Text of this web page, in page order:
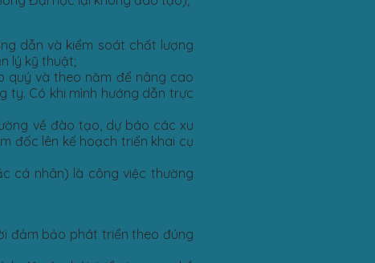
dẫn và kiểm soát chất lượng
lý kỹ thuật;
quý và theo năm để nâng cao
ty. Có khi mình hướng dẫn trực
về đào tạo, dự báo các xu
đốc lên kế hoạch triển khai cụ
cá nhân) là công việc thường
đảm bảo phát triển theo đúng